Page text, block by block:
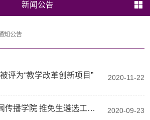
新闻公告
知公告
评为“教学改革创新项目” 2020-11-22
2020年南京大学新闻传播学院 推免生遴选工作实施细则 2020-09-23